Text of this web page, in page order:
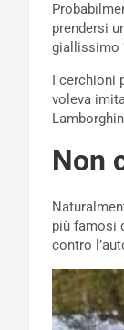
prendersi
giallissimo
I cerchioni
voleva
Non
più famosi
contro